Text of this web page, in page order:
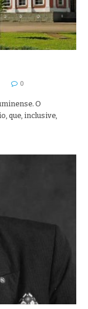
0
O
que, inclusive,